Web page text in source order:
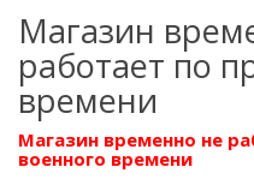
Магазин
работает по
времени
Магазин временно не
военного времени